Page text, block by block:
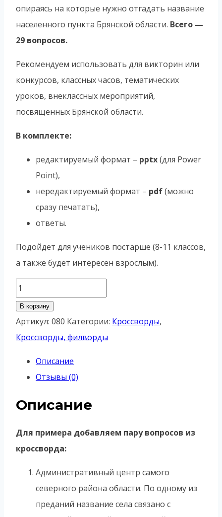
опираясь на которые нужно отгадать название
населенного пункта Брянской области. Всего —
29 вопросов.
Рекомендуем использовать для викторин или
конкурсов, классных часов, тематических
уроков, внеклассных мероприятий,
посвященных Брянской области.
В комплекте:
редактируемый формат – pptx(для Power
Point),
нередактируемый формат – pdf(можно
сразу печатать),
ответы.
Подойдет для учеников постарше (8-11 классов,
а также будет интересен взрослым).
Количество
товара
Кроссворд
«Брянская
города
центры»
В корзину
Артикул: 080 Категории: Кроссворды,
Кроссворды, филворды
Описание
Отзывы (0)
Описание
Для примера добавляем пару вопросов из
кроссворда:
Административный центр самого
северного района области. По одному из
преданий название села связано с